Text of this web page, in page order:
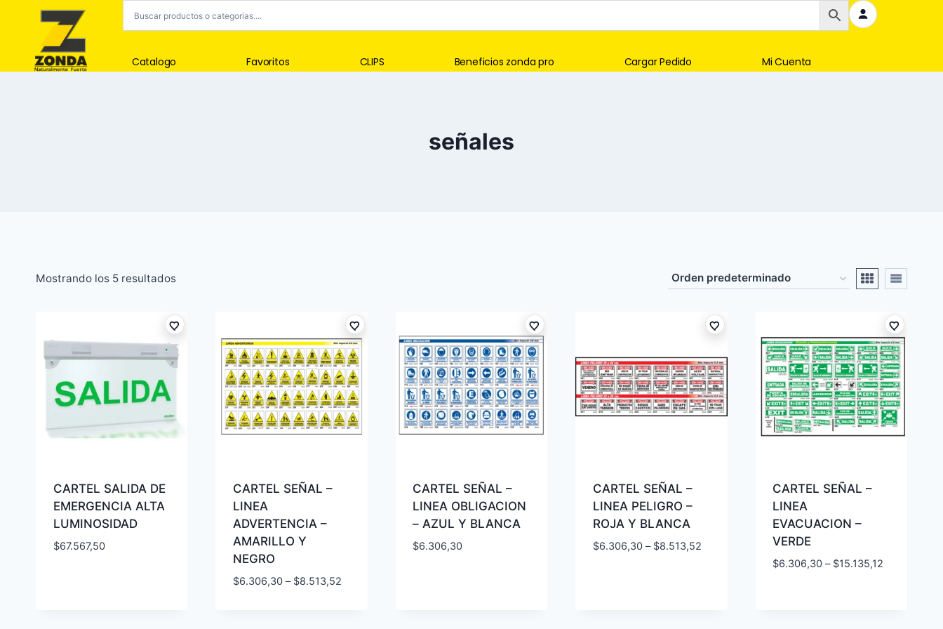
Catalogo Favoritos CLIPS Beneficios zonda pro Cargar Pedido Mi Cuenta
señales
Mostrando los 5 resultados
CARTEL SALIDA DE
EMERGENCIA ALTA
LUMINOSIDAD
$67.567,50
CARTEL SEÑAL –
LINEA
ADVERTENCIA –
AMARILLO Y
NEGRO
$6.306,30 – $8.513,52
CARTEL SEÑAL –
LINEA OBLIGACION
– AZUL Y BLANCA
$6.306,30
CARTEL SEÑAL –
LINEA PELIGRO –
ROJA Y BLANCA
$6.306,30 – $8.513,52
CARTEL SEÑAL –
LINEA
EVACUACION –
VERDE
$6.306,30 – $15.135,12